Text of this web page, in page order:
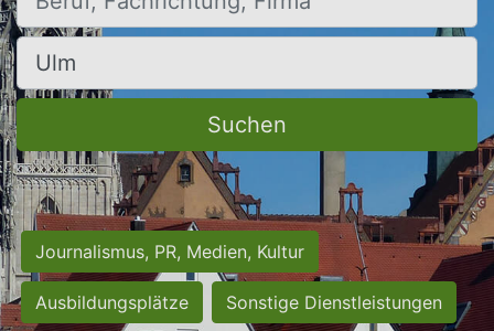
Ort, Stadt
Suchen
Journalismus, PR, Medien, Kultur
Ausbildungsplätze Sonstige Dienstleistungen